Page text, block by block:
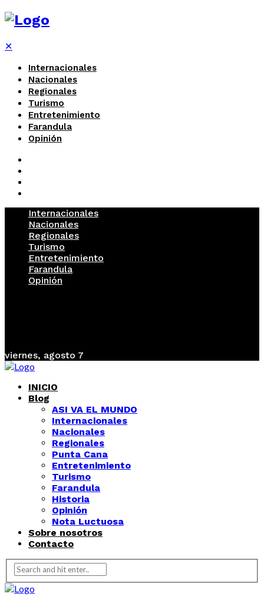
✕
Internacionales
Nacionales
Regionales
Turismo
Entretenimiento
Farandula
Opinión
Internacionales
Nacionales
Regionales
Turismo
Entretenimiento
Farandula
Opinión
viernes, agosto 7
INICIO
Blog
ASI VA EL MUNDO
Internacionales
Nacionales
Regionales
Punta Cana
Entretenimiento
Turismo
Farandula
Historia
Opinión
Nota Luctuosa
Sobre nosotros
Contacto